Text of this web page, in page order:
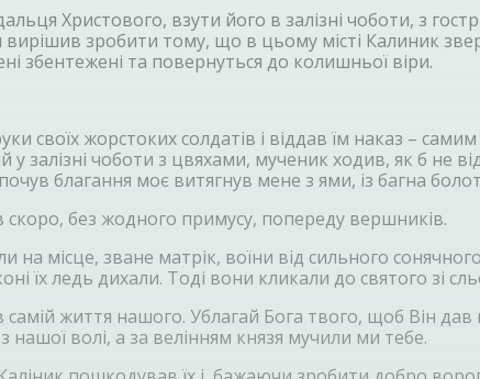
Христового, взути його в залізні чоботи, з
вирішив зробити тому, що в цьому місті Калиник
збентежені та повернуться до колишньої віри.
своїх жорстоких солдатів і віддав їм наказ –
чоботи з цвяхами, мученик ходив, як б не
благання моє витягнув мене з ями, із багна
без жодного примусу, попереду вершників.
місце, зване матрік, воїни від сильного
їх ледь дихали. Тоді вони кликали до святого зі
самій життя нашого. Ублагай Бога твого, щоб Він
волі, а за велінням князя мучили ми тебе.